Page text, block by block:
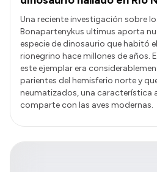
Una reciente investigación sobre
Bonapartenykus ultimus aporta
especie de dinosaurio que habitó
rionegrino hace millones de años.
este ejemplar era
parientes del hemisferio norte y
neumatizados, una característica
comparte con las aves modernas.